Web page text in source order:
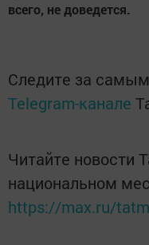
всего, не доведется.
Следите за
Telegram-канале
Читайте новости
национальном
https://max.ru/